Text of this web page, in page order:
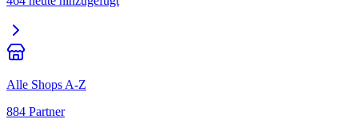
Alle Shops A-Z
884 Partner